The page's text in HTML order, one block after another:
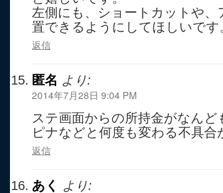
左側にも、ショートカットや
置できるようにしてほしいです
返信
匿名 より:
2014年7月28日 9:04 PM
ステ画面からの所持金がなん
ピナなどと何度も変わる不具合
返信
あく より: